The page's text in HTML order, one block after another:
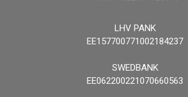
LHV PANK
EE157700771002184237
SWEDBANK
EE062200221070660563